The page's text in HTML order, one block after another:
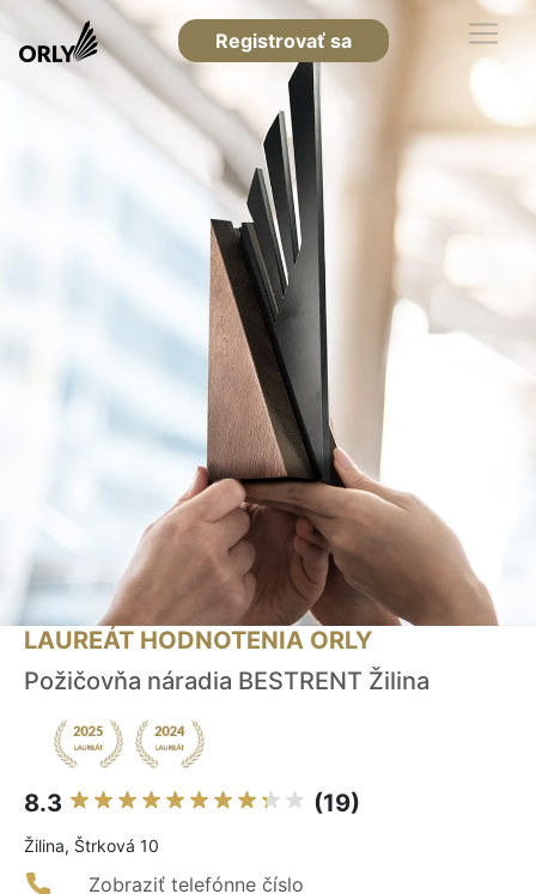
Registrovať sa
LAUREÁT HODNOTENIA ORLY
Požičovňa náradia BESTRENT Žilina
8.3 (19)
Žilina, Štrková 10
Zobraziť telefónne číslo